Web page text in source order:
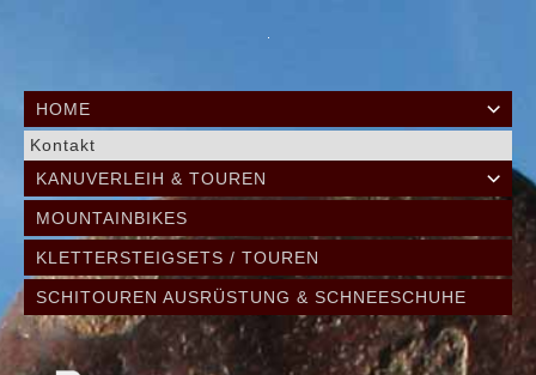
HOME
Kontakt
KANUVERLEIH & TOUREN
MOUNTAINBIKES
KLETTERSTEIGSETS / TOUREN
SCHITOUREN AUSRÜSTUNG & SCHNEESCHUHE